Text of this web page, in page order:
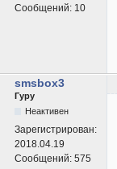
Сообщений: 10
smsbox3
Гуру
Неактивен
Зарегистрирован:
2018.04.19
Сообщений: 575